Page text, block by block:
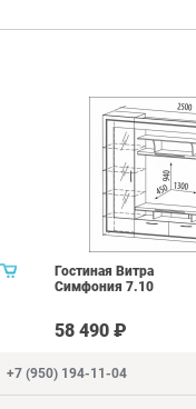
Гостиная Витра
Симфония 7.10
58 490 ₽
+7 (950) 194-11-04